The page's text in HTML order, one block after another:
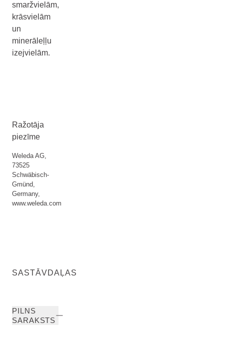
smaržvielām,
krāsvielām
un
minerāleļļu
izejvielām.
Ražotāja
piezīme
Weleda AG,
73525
Schwäbisch-
Gmünd,
Germany,
www.weleda.com
SASTĀVDAĻAS
PILNS
SARAKSTS